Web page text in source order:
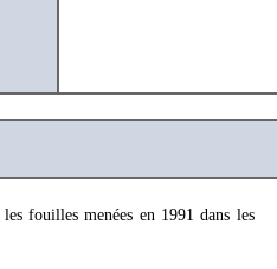
fouilles menées en 1991 dans les